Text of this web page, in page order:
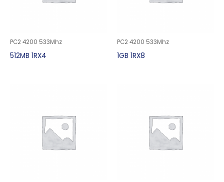
PC2 4200 533Mhz
512MB 1RX4
PC2 4200 533Mhz
1GB 1RX8